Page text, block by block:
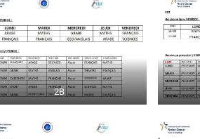
2B